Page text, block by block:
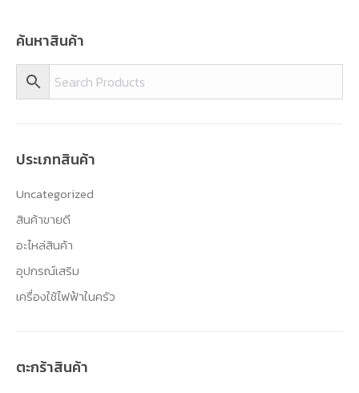
ค้นหาสินค้า
ประเภทสินค้า
Uncategorized
สินค้าขายดี
อะไหล่สินค้า
อุปกรณ์เสริม
เครื่องใช้ไฟฟ้าในครัว
ตะกร้าสินค้า